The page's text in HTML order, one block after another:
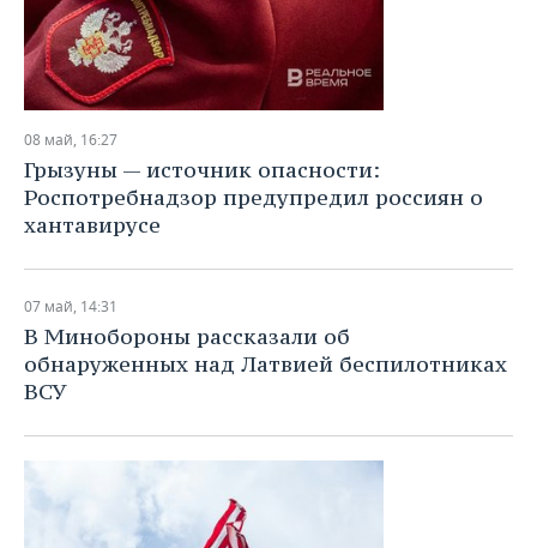
08 май, 16:27
Грызуны — источник опасности:
Роспотребнадзор предупредил россиян о
хантавирусе
07 май, 14:31
В Минобороны рассказали об
обнаруженных над Латвией беспилотниках
ВСУ